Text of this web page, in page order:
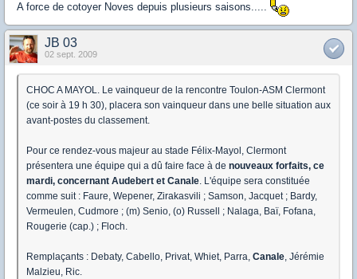
A force de cotoyer Noves depuis plusieurs saisons.....
JB 03
02 sept. 2009
CHOC A MAYOL. Le vainqueur de la rencontre Toulon-ASM Clermont
(ce soir à 19 h 30), placera son vainqueur dans une belle situation aux
avant-postes du classement.
Pour ce rendez-vous majeur au stade Félix-Mayol, Clermont
présentera une équipe qui a dû faire face à de nouveaux forfaits, ce
mardi, concernant Audebert et Canale. L'équipe sera constituée
comme suit : Faure, Wepener, Zirakasvili ; Samson, Jacquet ; Bardy,
Vermeulen, Cudmore ; (m) Senio, (o) Russell ; Nalaga, Baï, Fofana,
Rougerie (cap.) ; Floch.
Remplaçants : Debaty, Cabello, Privat, Whiet, Parra, Canale, Jérémie
Malzieu, Ric.